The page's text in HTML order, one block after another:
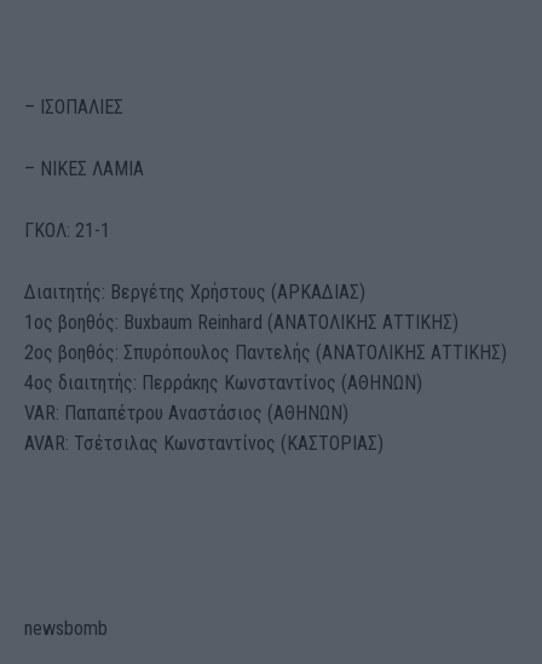
– ΙΣΟΠΑΛΙΕΣ
– ΝΙΚΕΣ ΛΑΜΙΑ
ΓΚΟΛ: 21-1
Διαιτητής: Βεργέτης Χρήστους (ΑΡΚΑΔΙΑΣ)
1ος βοηθός: Buxbaum Reinhard (ΑΝΑΤΟΛΙΚΗΣ ΑΤΤΙΚΗΣ)
2ος βοηθός: Σπυρόπουλος Παντελής (ΑΝΑΤΟΛΙΚΗΣ ΑΤΤΙΚΗΣ)
4ος διαιτητής: Περράκης Κωνσταντίνος (ΑΘΗΝΩΝ)
VAR: Παπαπέτρου Αναστάσιος (ΑΘΗΝΩΝ)
AVAR: Τσέτσιλας Κωνσταντίνος (ΚΑΣΤΟΡΙΑΣ)
newsbomb